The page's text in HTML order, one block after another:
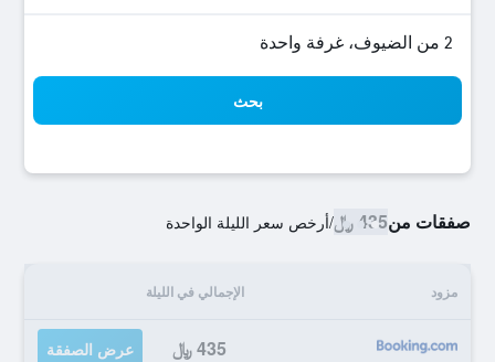
2 من الضيوف، غرفة واحدة
بحث
صفقات من435 ﷼ /أرخص سعر الليلة الواحدة
مزود الإجمالي في الليلة
435 ﷼ عرض الصفقة